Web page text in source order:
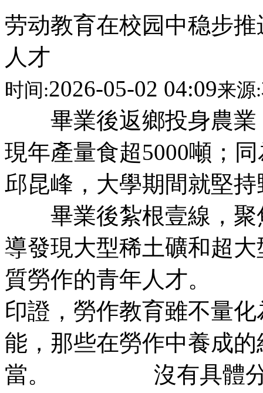
劳动教育在校园中稳步
人才
时间:2026-05-02 04:09来源:
畢業後返鄉投身農業
現年產量食超5000噸；
邱昆峰，大學期間就
畢業後紮根壹線，聚
導發現大型稀土礦和超
質勞作的青年人才
印證，勞作教育雖不量
能，那些在勞作中養成
當。 沒有具體分值